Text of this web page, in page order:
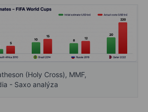
(Holy Cross), MMF,
- Saxo analýza